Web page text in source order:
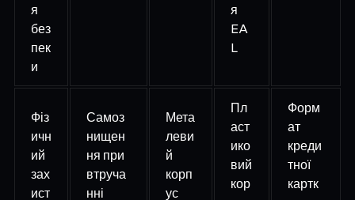
я
без
пек
и
я
EA
L
Фіз
ичн
ий
зах
ист
Самоз
нищен
ня при
втруча
нні
Мета
леви
й
корп
ус
Пл
аст
ико
вий
кор
Форм
ат
креди
тної
картк